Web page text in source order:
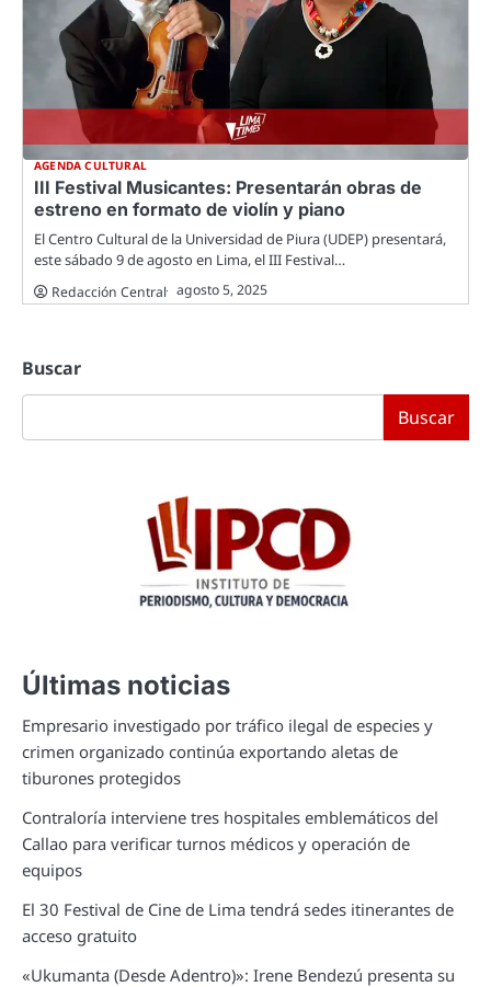
AGENDA CULTURAL
III Festival Musicantes: Presentarán obras de
estreno en formato de violín y piano
El Centro Cultural de la Universidad de Piura (UDEP) presentará,
este sábado 9 de agosto en Lima, el III Festival…
Redacción Central agosto 5, 2025
Buscar
Buscar
Últimas noticias
Empresario investigado por tráfico ilegal de especies y
crimen organizado continúa exportando aletas de
tiburones protegidos
Contraloría interviene tres hospitales emblemáticos del
Callao para verificar turnos médicos y operación de
equipos
El 30 Festival de Cine de Lima tendrá sedes itinerantes de
acceso gratuito
«Ukumanta (Desde Adentro)»: Irene Bendezú presenta su